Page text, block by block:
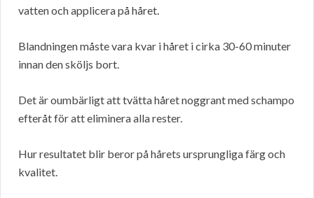
vatten och applicera på håret.
Blandningen måste vara kvar i håret i cirka 30-60 minuter
innan den sköljs bort.
Det är oumbärligt att tvätta håret noggrant med schampo
efteråt för att eliminera alla rester.
Hur resultatet blir beror på hårets ursprungliga färg och
kvalitet.